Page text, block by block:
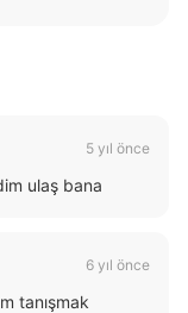
5 yıl önce
ulaş bana
6 yıl önce
tanışmak